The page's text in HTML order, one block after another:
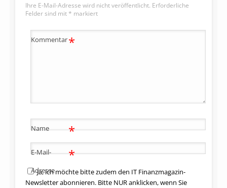
Ihre E-Mail-Adresse wird nicht veröffentlicht. Erforderliche
Felder sind mit * markiert
Kommentar*
Name *
E-Mail-
Adresse
*
Ja, ich möchte bitte zudem den IT Finanzmagazin-
Newsletter abonnieren. Bitte NUR anklicken, wenn Sie